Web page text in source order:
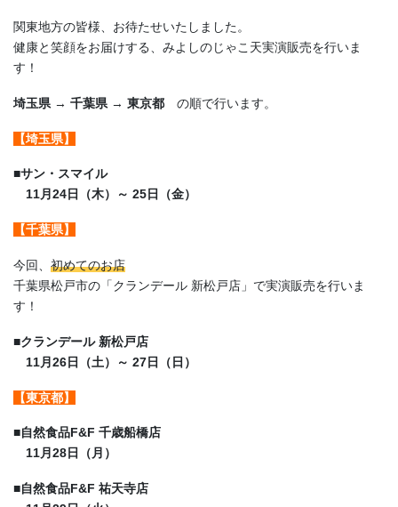
関東地方の皆様、お待たせいたしました。
健康と笑顔をお届けする、みよしのじゃこ天実演販売を行いま
す！
埼玉県 → 千葉県 → 東京都 の順で行います。
【埼玉県】
■サン・スマイル
11月24日（木）～ 25日（金）
【千葉県】
今回、 初めてのお店
千葉県松戸市の「クランデール 新松戸店」で実演販売を行いま
す！
■クランデール 新松戸店
11月26日（土）～ 27日（日）
【東京都】
■自然食品F&F 千歳船橋店
11月28日（月）
■自然食品F&F 祐天寺店